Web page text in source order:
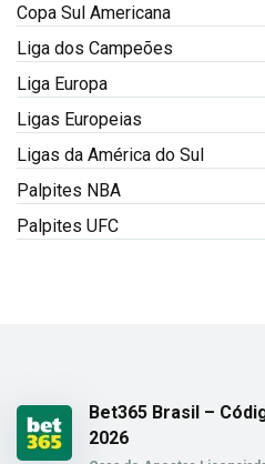
Copa Sul Americana
Liga dos Campeões
Liga Europa
Ligas Europeias
Ligas da América do Sul
Palpites NBA
Palpites UFC
Bet365 Brasil –
2026